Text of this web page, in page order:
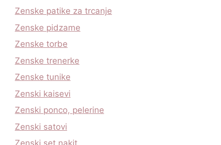
Zenske patike za trcanje
Zenske pidzame
Zenske torbe
Zenske trenerke
Zenske tunike
Zenski kaisevi
Zenski ponco, pelerine
Zenski satovi